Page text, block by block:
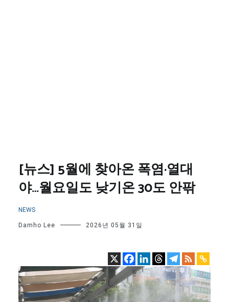
[뉴스] 5월에 찾아온 폭염·열대
야…월요일도 낮기온 30도 안팎
NEWS
Damho Lee 2026년 05월 31일